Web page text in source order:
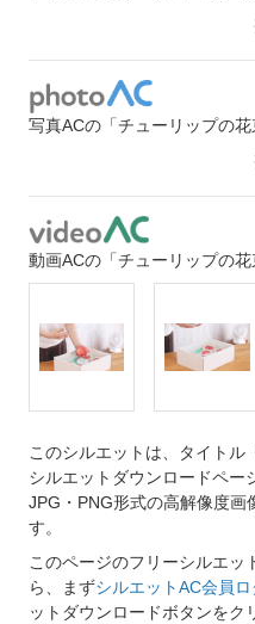
写真ACの「チューリップの
動画ACの「チューリップの
このシルエットは、タイトル
シルエットダウンロードペー
JPG・PNG形式の高解像度
す。
このページのフリーシルエッ
ら、まずシルエットAC会員ロ
ットダウンロードボタンをク